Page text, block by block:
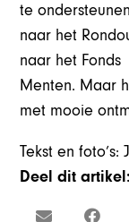
te
naar het
naar het
Menten. Maar
met mooie
Tekst en foto’s:
Deel dit artikel: